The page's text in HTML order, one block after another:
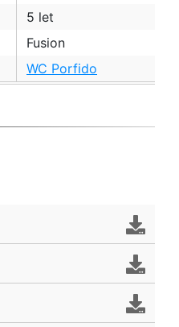
5 let
Fusion
WC Porfido